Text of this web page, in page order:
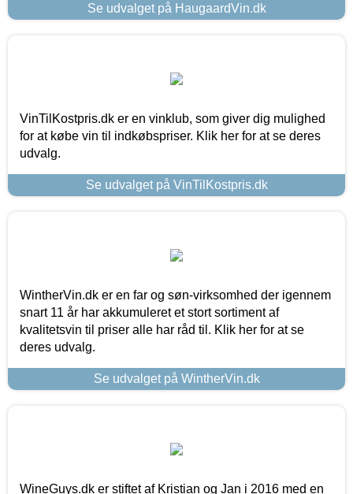
Se udvalget på HaugaardVin.dk
VinTilKostpris.dk er en vinklub, som giver dig mulighed
for at købe vin til indkøbspriser. Klik her for at se deres
udvalg.
Se udvalget på VinTilKostpris.dk
WintherVin.dk er en far og søn-virksomhed der igennem
snart 11 år har akkumuleret et stort sortiment af
kvalitetsvin til priser alle har råd til. Klik her for at se
deres udvalg.
Se udvalget på WintherVin.dk
WineGuys.dk er stiftet af Kristian og Jan i 2016 med en